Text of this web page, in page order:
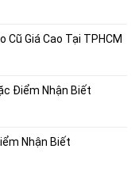
Cũ Giá Cao Tại TPHCM
Điểm Nhận Biết
Nhận Biết